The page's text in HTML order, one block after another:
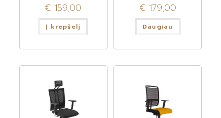
€ 159,00
Į krepšelį
€179,00
Daugiau